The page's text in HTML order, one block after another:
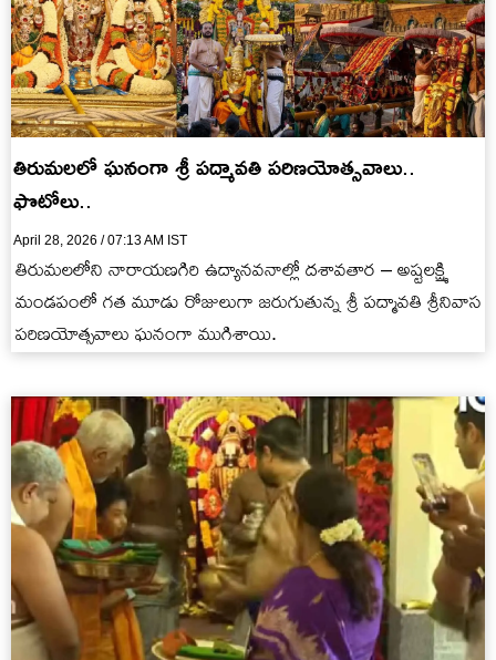
తిరుమలలో ఘనంగా శ్రీ పద్మావతి పరిణయోత్సవాలు..
ఫొటోలు..
April 28, 2026 / 07:13 AM IST
తిరుమలలోని నారాయణగిరి ఉద్యానవనాల్లో దశావతార – అష్టలక్ష్మి
మండపంలో గత మూడు రోజులుగా జరుగుతున్న శ్రీ పద్మావతి శ్రీనివాస
పరిణయోత్సవాలు ఘనంగా ముగిశాయి.